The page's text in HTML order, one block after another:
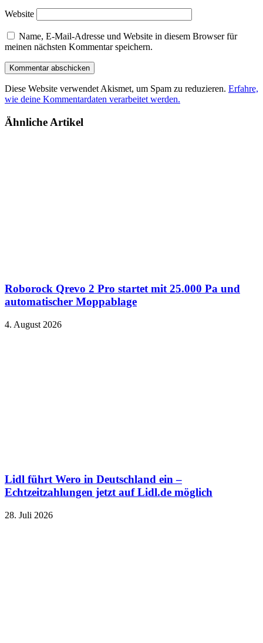
Website
Name, E-Mail-Adresse und Website in diesem Browser für
meinen nächsten Kommentar speichern.
Diese Website verwendet Akismet, um Spam zu reduzieren. Erfahre,
wie deine Kommentardaten verarbeitet werden.
Ähnliche Artikel
Roborock Qrevo 2 Pro startet mit 25.000 Pa und
automatischer Moppablage
4. August 2026
Lidl führt Wero in Deutschland ein –
Echtzeitzahlungen jetzt auf Lidl.de möglich
28. Juli 2026